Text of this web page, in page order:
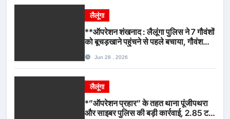
लैलूंगा
**ऑपरेशन शंखनाद : लैलूंगा पुलिस ने 7 गौवंशों
को बूचड़खाने पहुंचने से पहले बचाया, गौवंश
Jun 28 , 2026
लैलूंगा
*”ऑपरेशन प्रहार” के तहत थाना पूंजीपथरा
और साइबर पुलिस की बड़ी कार्रवाई, 2.85 टन